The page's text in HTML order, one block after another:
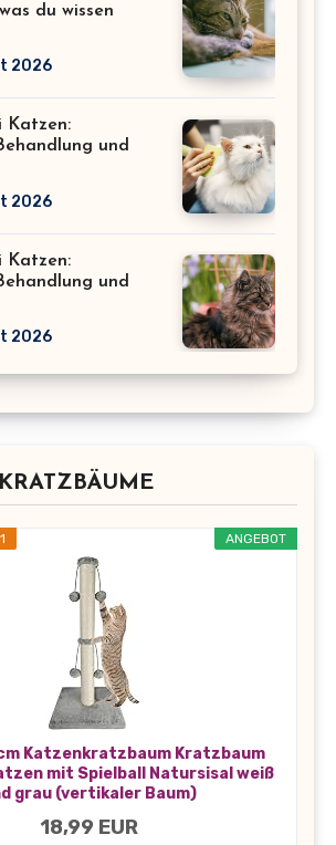
du wissen
2026
Katzen:
und
2026
Katzen:
und
2026
ANGEBOT
Katzenkratzbaum Kratzbaum
mit Spielball Natursisal weiß
grau (vertikaler Baum)
18,99 EUR